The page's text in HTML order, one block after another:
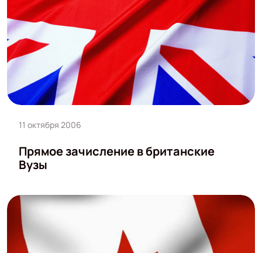
11 октября 2006
Прямое зачисление в британские
Вузы